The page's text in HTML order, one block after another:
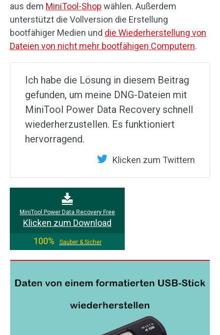
aus dem MiniTool-Shop wählen. Außerdem
unterstützt die Vollversion die Erstellung
bootfähiger Medien und die Wiederherstellung von
Dateien von nicht mehr bootfähigen Computern.
Ich habe die Lösung in diesem Beitrag
gefunden, um meine DNG-Dateien mit
MiniTool Power Data Recovery schnell
wiederherzustellen. Es funktioniert
hervorragend.
Klicken zum Twittern
MiniTool Power Data Recovery Free
Klicken zum Download
100%
Sauber & Sicher